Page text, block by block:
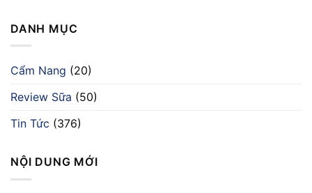
DANH MỤC
Cẩm Nang (20)
Review Sữa (50)
Tin Tức (376)
NỘI DUNG MỚI